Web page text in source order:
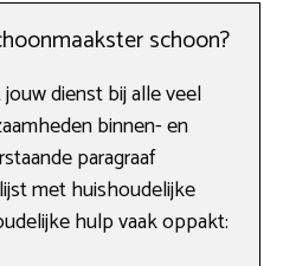
schoon?
dienst bij alle veel
binnen- en
paragraaf
met huishoudelijke
hulp vaak oppakt: